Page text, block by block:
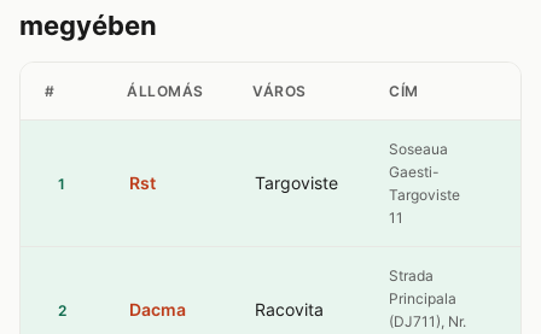
megyében
# ÁLLOMÁS VÁROS CÍM
1 Rst Targoviste
Soseaua
Gaesti-
Targoviste
11
2 Dacma Racovita
Strada
Principala
(DJ711), Nr.